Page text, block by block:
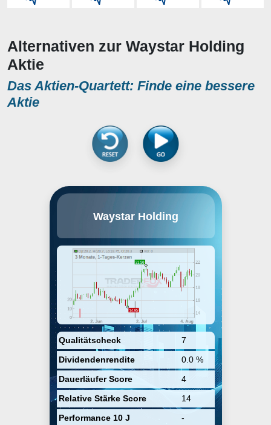
Alternativen zur Waystar Holding
Aktie
Das Aktien-Quartett: Finde eine bessere
Aktie
Waystar Holding
Qualitätscheck
7
Dividendenrendite
0.0 %
Dauerläufer Score
4
Relative Stärke Score
14
Performance 10 J
-
the provision of healthcare
cloud software that simplifies
healthcare payments. Its
enterprise-grade platform
streamlines the complex and
disparate processes healthcare
provider clients must manage to
be reimbursed correctly, while
improving the payments
experience for providers, patients,
and payers. The company was
founded in 2000 and is
headquartered in Lehi, UT.